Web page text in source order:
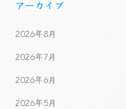
アーカイブ
2026年8月
2026年7月
2026年6月
2026年5月